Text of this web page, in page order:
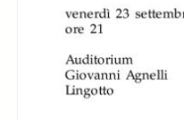
Follow The Byterfly
Knowledge